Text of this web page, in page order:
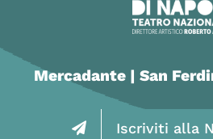
Mercadante | San
Iscriviti alla